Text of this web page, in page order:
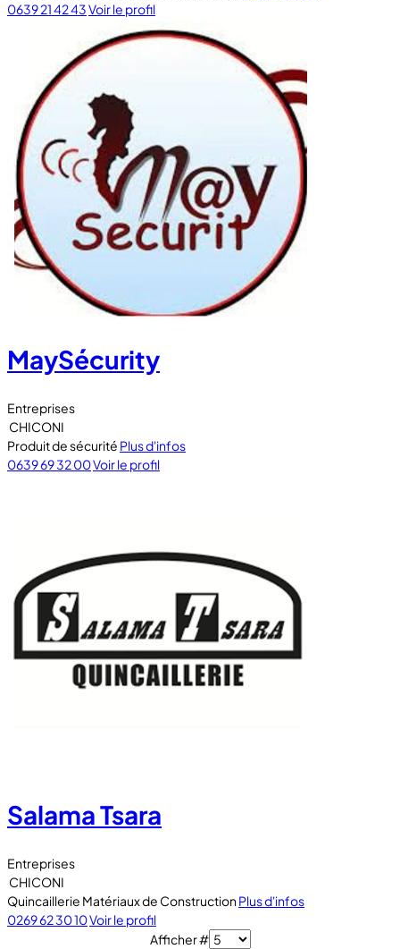
0639 21 42 43Voir le profil
MaySécurity
Entreprises
CHICONI
Produit de sécurité Plus d'infos
0639 69 32 00Voir le profil
Salama Tsara
Entreprises
CHICONI
Quincaillerie Matériaux de ConstructionPlus d'infos
0269 62 30 10Voir le profil
Afficher #